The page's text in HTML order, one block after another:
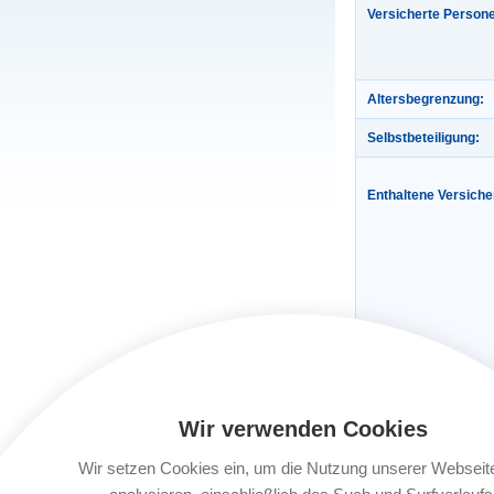
Versicherte
Altersbegrenzung:
Selbstbeteiligung:
Enthaltene
Wir verwenden Cookies
Wir setzen Cookies ein, um die Nutzung unserer